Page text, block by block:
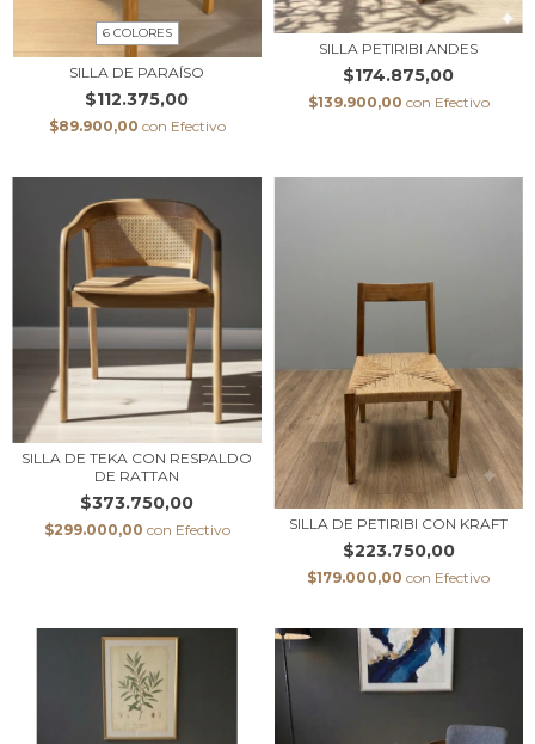
6 COLORES
SILLA DE PARAÍSO
$112.375,00
$89.900,00 con Efectivo
SILLA PETIRIBI ANDES
$174.875,00
$139.900,00 con Efectivo
SILLA DE TEKA CON RESPALDO
DE RATTAN
$373.750,00
$299.000,00 con Efectivo SILLA DE PETIRIBI CON KRAFT
$223.750,00
$179.000,00 con Efectivo